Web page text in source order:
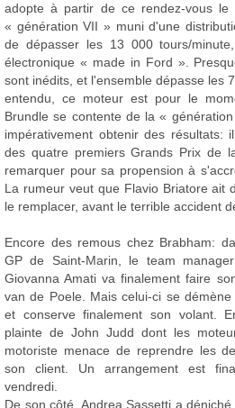
adopte à partir de ce rendez-vous le
« génération VII » muni d'une
de dépasser les 13 000 tours/
électronique « made in Ford ».
sont inédits, et l'ensemble dépasse les
entendu, ce moteur est pour le
Brundle se contente de la «
impérativement obtenir des résultats:
des quatre premiers Grands Prix de
remarquer pour sa propension à
La rumeur veut que Flavio Briatore ait
le remplacer, avant le terrible accident
Encore des remous chez Brabham:
GP de Saint-Marin, le team
Giovanna Amati va finalement faire
van de Poele. Mais celui-ci se
et conserve finalement son volant.
plainte de John Judd dont les
motoriste menace de reprendre les
son client. Un arrangement est
vendredi.
De son côté, Andrea Sassetti a